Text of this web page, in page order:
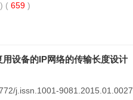
( 659 )
设备的IP网络的传输长度设计
j.issn.1001-9081.2015.01.0027